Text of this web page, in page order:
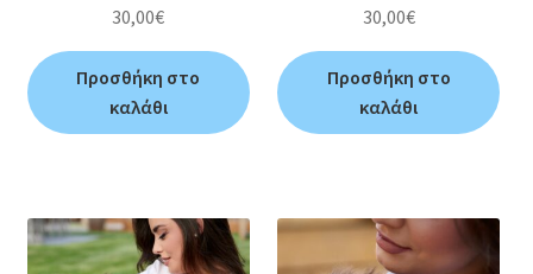
30,00€
Προσθήκη στο
καλάθι
30,00€
Προσθήκη στο
καλάθι